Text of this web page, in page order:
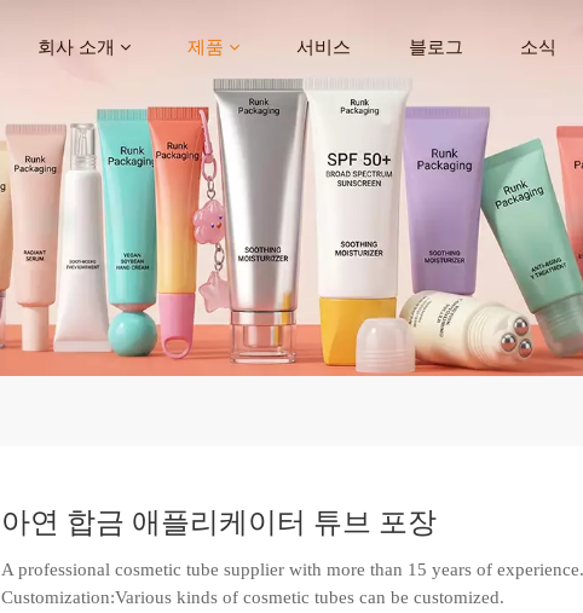
회사 소개 제품 서비스 블로그 소식
아연 합금 애플리케이터 튜브 포장
A professional cosmetic tube supplier with more than 15 years of experience.
Customization:Various kinds of cosmetic tubes can be customized.